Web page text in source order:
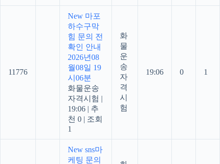
11776
New 마포
하수구막
힘 문의 전
확인 안내
2026년08
월08일 19
시06분
화물운송
자격시험 |
19:06 | 추
천 0 | 조회
1
화
물
운
송
자
격
시
험
19:06 0 1
New sns마
케팅 문의